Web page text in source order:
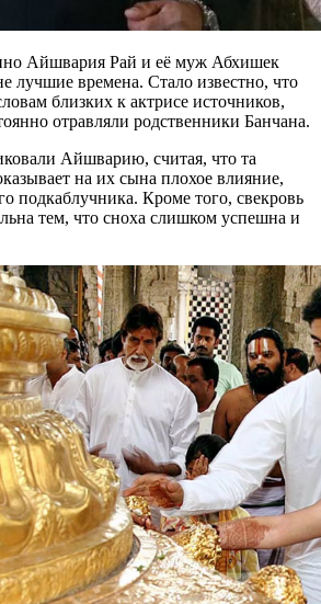
Айшвария Рай и её муж Абхишек
лучшие времена. Стало известно, что
близких к актрисе источников,
отравляли родственники Банчана.
Айшварию, считая, что та
на их сына плохое влияние,
подкаблучника. Кроме того, свекровь
тем, что сноха слишком успешна и